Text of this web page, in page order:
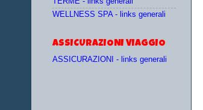
WELLNESS SPA - links generali
ASSICURAZIONI VIAGGIO
ASSICURAZIONI - links generali